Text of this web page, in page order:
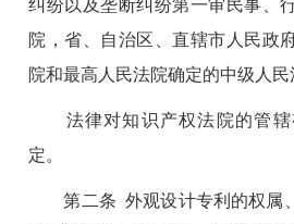
纠纷以及垄断纠纷第一审民事、
院，省、自治区、直辖市人民政
院和最高人民法院确定的中级人民
法律对知识产权法院的管辖
定。
第二条 外观设计专利的权属